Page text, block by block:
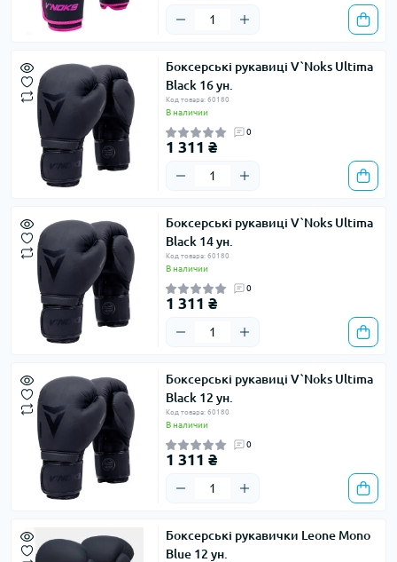
Боксерські рукавиці V`Noks Ultima
Black 16 ун.
Код товара: 60180
В наличии
0
1 311 ₴
Боксерські рукавиці V`Noks Ultima
Black 14 ун.
Код товара: 60180
В наличии
0
1 311 ₴
Боксерські рукавиці V`Noks Ultima
Black 12 ун.
Код товара: 60180
В наличии
0
1 311 ₴
Боксерські рукавички Leone Mono
Blue 12 ун.